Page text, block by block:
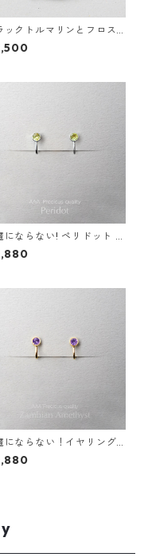
ックトルマリンとフロス
ンタナモスアゲートのブ
レット 天然石 誕生日プレ
にならない! ペリドット イ
ング AAA サージカルステ
ス 金属アレルギー スキン
にならない！イヤリング
ジスト サージカルステン
金属アレルギー 誕生日プ